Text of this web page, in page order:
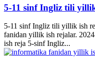
5-11 sinf Ingliz tili
5-11 sinf Ingliz tili yillik ish
fanidan yillik ish rejalar.
ish reja 5-sinf Ingliz...